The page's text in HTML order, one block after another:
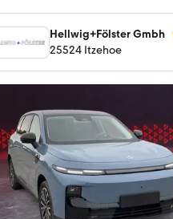
Hellwig+Fölster Gmbh
25524 Itzehoe